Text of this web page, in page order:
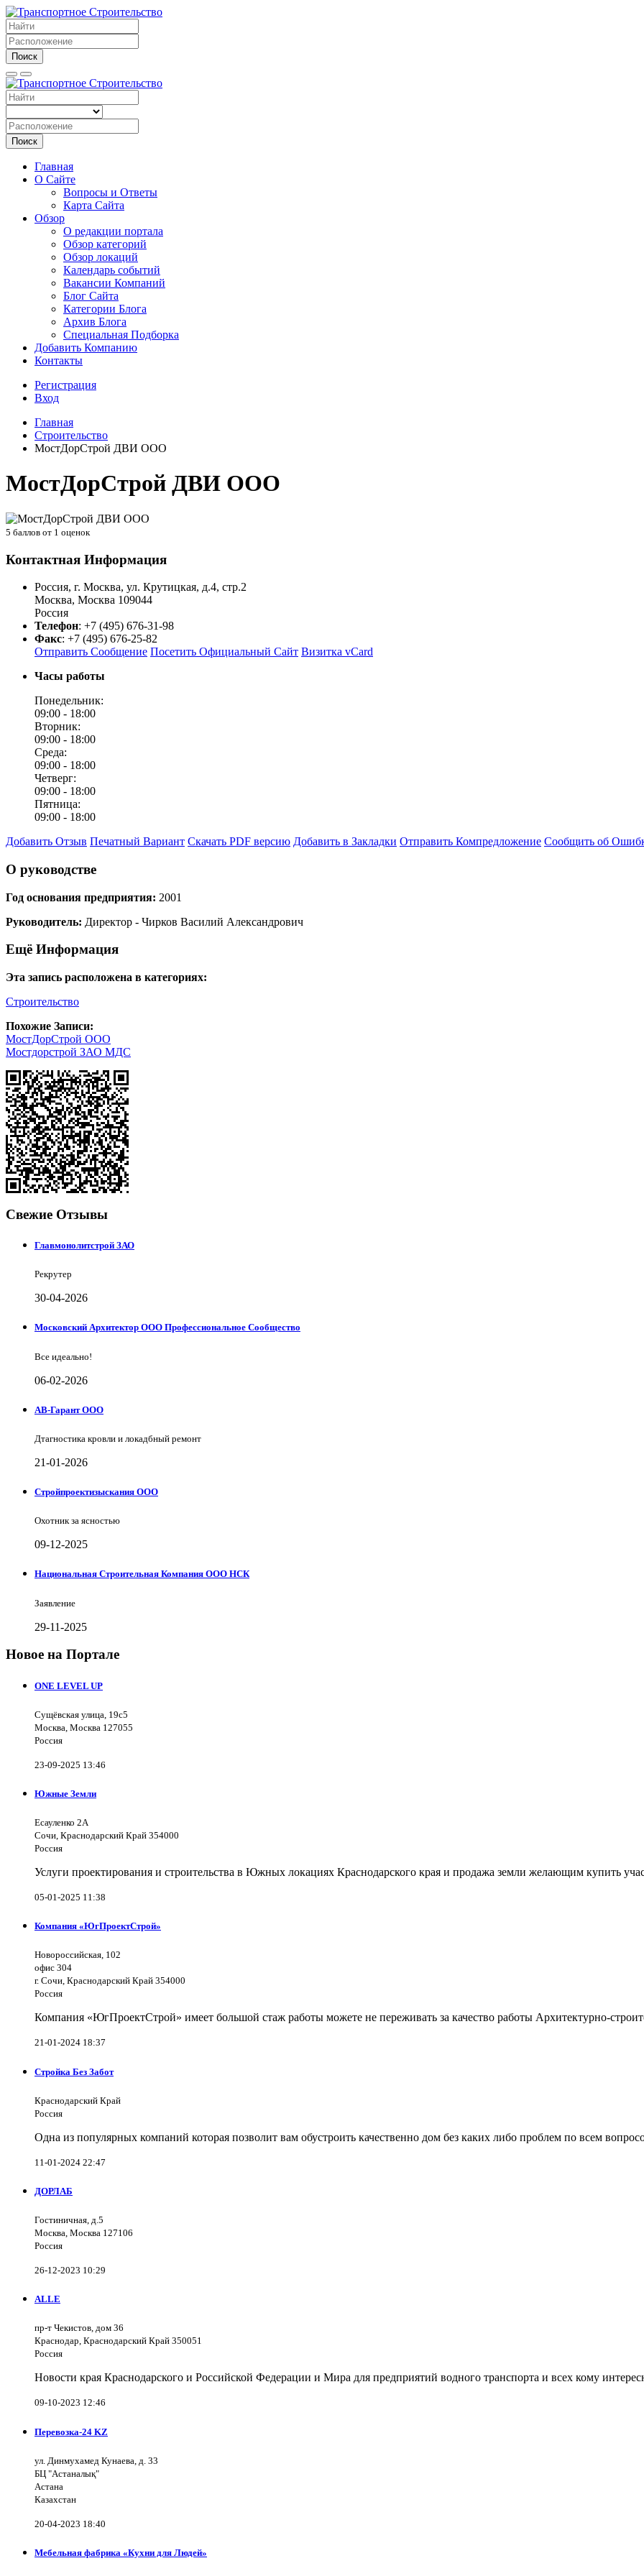
Поиск
Поиск
Главная
О Сайте
Вопросы и Ответы
Карта Сайта
Обзор
О редакции портала
Обзор категорий
Обзор локаций
Календарь событий
Вакансии Компаний
Блог Сайта
Категории Блога
Архив Блога
Специальная Подборка
Добавить Компанию
Контакты
Регистрация
Вход
Главная
Строительство
МостДорСтрой ДВИ ООО
МостДорСтрой ДВИ ООО
5 баллов от 1 оценок
Контактная Информация
Россия, г. Москва, ул. Крутицкая, д.4, стр.2
Москва, Москва 109044
Россия
Телефон: +7 (495) 676-31-98
Факс: +7 (495) 676-25-82
Отправить Сообщение Посетить Официальный Сайт Визитка vCard
Часы работы
Понедельник:
09:00 - 18:00
Вторник:
09:00 - 18:00
Среда:
09:00 - 18:00
Четверг:
09:00 - 18:00
Пятница:
09:00 - 18:00
Добавить Отзыв Печатный Вариант Скачать PDF версию Добавить в Закладки Отправить Компредложение Сообщить об
О руководстве
Год основания предприятия: 2001
Руководитель: Директор - Чирков Василий Александрович
Ещё Информация
Эта запись расположена в категориях:
Строительство
Похожие Записи:
МостДорСтрой ООО
Мостдорстрой ЗАО МДС
Свежие Отзывы
Главмонолитстрой ЗАО
Рекрутер
30-04-2026
Московский Архитектор ООО Профессиональное Сообщество
Все идеально!
06-02-2026
АВ-Гарант ООО
Дтагностика кровли и локадбный ремонт
21-01-2026
Стройпроектизыскания ООО
Охотник за ясностью
09-12-2025
Национальная Строительная Компания ООО НСК
Заявление
29-11-2025
Новое на Портале
ONE LEVEL UP
Сущёвская улица, 19с5
Москва, Москва 127055
Россия
23-09-2025 13:46
Южные Земли
Есауленко 2А
Сочи, Краснодарский Край 354000
Россия
Услуги проектирования и строительства в Южных локациях Краснодарского края и продажа земли желающим купить
05-01-2025 11:38
Компания «ЮгПроектСтрой»
Новороссийская, 102
офис 304
г. Сочи, Краснодарский Край 354000
Россия
Компания «ЮгПроектСтрой» имеет большой стаж работы можете не переживать за качество работы Архитектурно-
21-01-2024 18:37
Стройка Без Забот
Краснодарский Край
Россия
Одна из популярных компаний которая позволит вам обустроить качественно дом без каких либо проблем по всем
11-01-2024 22:47
ДОРЛАБ
Гостиничная, д.5
Москва, Москва 127106
Россия
26-12-2023 10:29
ALLE
пр-т Чекистов, дом 36
Краснодар, Краснодарский Край 350051
Россия
Новости края Краснодарского и Российской Федерации и Мира для предприятий водного транспорта и всех кому
09-10-2023 12:46
Перевозка-24 KZ
ул. Динмухамед Кунаева, д. 33
БЦ "Астаналық"
Астана
Казахстан
20-04-2023 18:40
Мебельная фабрика «Кухни для Людей»